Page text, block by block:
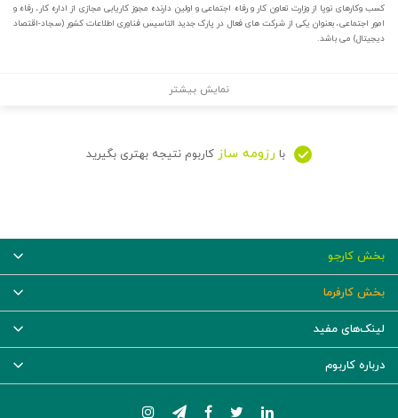
کسب وکارهای نوپا از وزارت تعاون کار و رفاه اجتماعی و اولین دارنده مجوز کاریابی مجازی از اداره کار، رفاه و
امور اجتماعی، بعنوان یکی از شرکت های فعال در پارک جدید التاسیس فناوری اطلاعات کشور (سجاد-اقتصاد
دیجیتال) می باشد.
نمایش بیشتر
با رزومه ساز کاربوم نتیجه بهتری بگیرید
بخش کارجو
بخش کارفرما
لینک‌های مفید
درباره کاربوم